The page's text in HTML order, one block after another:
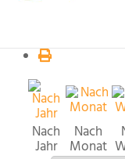
Nach
Jahr
Nach
Monat